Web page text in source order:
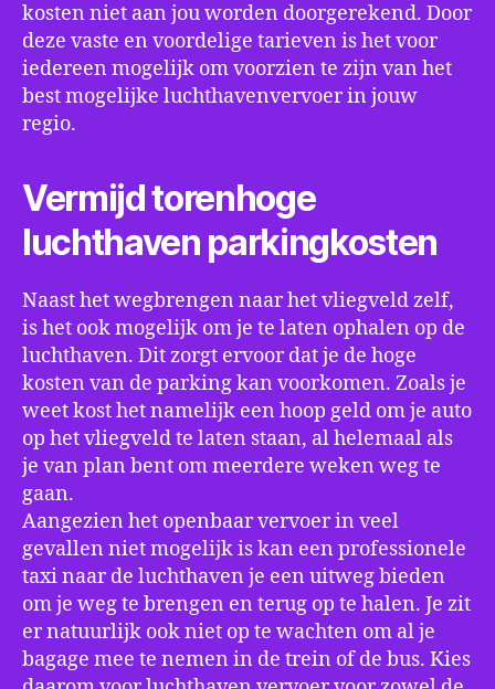
kosten niet aan jou worden doorgerekend. Door
deze vaste en voordelige tarieven is het voor
iedereen mogelijk om voorzien te zijn van het
best mogelijke luchthavenvervoer in jouw
regio.
Vermijd torenhoge
luchthaven parkingkosten
Naast het wegbrengen naar het vliegveld zelf,
is het ook mogelijk om je te laten ophalen op de
luchthaven. Dit zorgt ervoor dat je de hoge
kosten van de parking kan voorkomen. Zoals je
weet kost het namelijk een hoop geld om je auto
op het vliegveld te laten staan, al helemaal als
je van plan bent om meerdere weken weg te
gaan.
Aangezien het openbaar vervoer in veel
gevallen niet mogelijk is kan een professionele
taxi naar de luchthaven je een uitweg bieden
om je weg te brengen en terug op te halen. Je zit
er natuurlijk ook niet op te wachten om al je
bagage mee te nemen in de trein of de bus. Kies